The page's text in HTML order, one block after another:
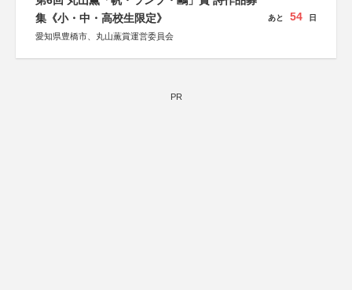
集《小・中・高校生限定》
愛知県豊橋市、丸山薫賞運営委員会
あと 54 日
PR